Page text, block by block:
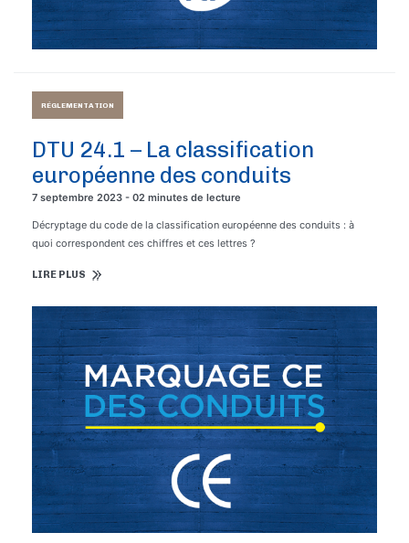
RÉGLEMENTATION
DTU 24.1 – La classification
européenne des conduits
7 septembre 2023 - 02 minutes de lecture
Décryptage du code de la classification européenne des conduits : à
quoi correspondent ces chiffres et ces lettres ?
LIRE PLUS